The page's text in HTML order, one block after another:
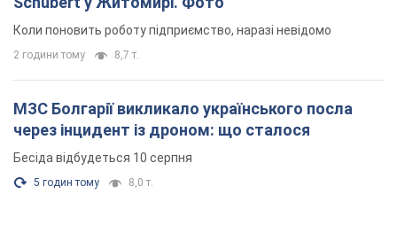
5 годин тому 8,0 т.